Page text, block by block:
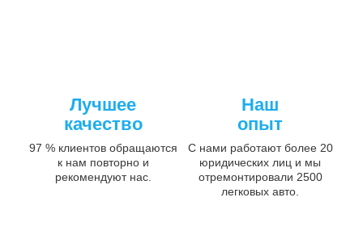
Лучшее
качество
97 % клиентов обращаются
к нам повторно и
рекомендуют нас.
Наш
опыт
С нами работают более 20
юридических лиц и мы
отремонтировали 2500
легковых авто.